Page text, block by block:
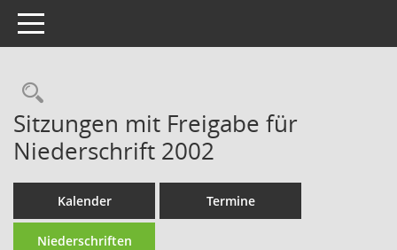
Toggle navigation
Rechercheauswahl
Sitzungen mit Freigabe für
Niederschrift 2002
Kalender Termine
Niederschriften